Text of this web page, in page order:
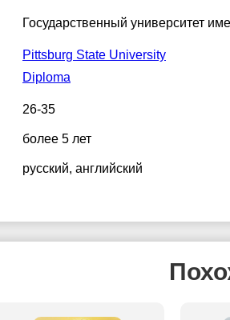
Государственный университет
Pittsburg State University
Diploma
26-35
более 5 лет
русский, английский